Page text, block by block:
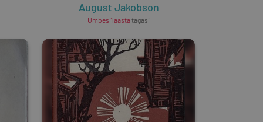
August Jakobson
Umbes 1 aastatagasi